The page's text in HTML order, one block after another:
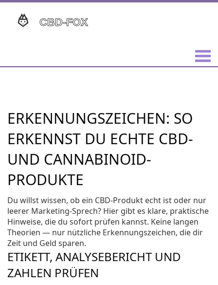
ERKENNUNGSZEICHEN: SO
ERKENNST DU ECHTE CBD-
UND CANNABINOID-
PRODUKTE
Du willst wissen, ob ein CBD-Produkt echt ist oder nur
leerer Marketing‑Sprech? Hier gibt es klare, praktische
Hinweise, die du sofort prüfen kannst. Keine langen
Theorien — nur nützliche Erkennungszeichen, die dir
Zeit und Geld sparen.
ETIKETT, ANALYSEBERICHT UND
ZAHLEN PRÜFEN